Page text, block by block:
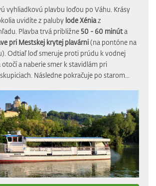
vyhliadkovú plavbu loďou po Váhu. Krásy
uvidíte z paluby lode Xéniaz
Plavba trvá približne 50 - 60 minúta
pri Mestskej krytej plavárni(na pontóne na
Odtiaľ loď smeruje proti prúdu k vodnej
otočí a naberie smer k stavidlám pri
Následne pokračuje po starom...